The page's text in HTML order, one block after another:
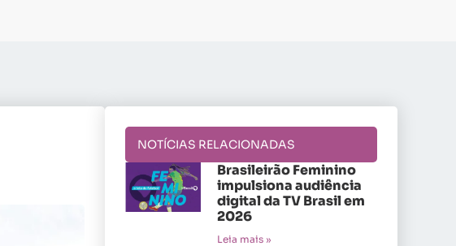
NOTÍCIAS RELACIONADAS
Brasileirão Feminino
impulsiona audiência
digital da TV Brasil em
2026
Leia mais »